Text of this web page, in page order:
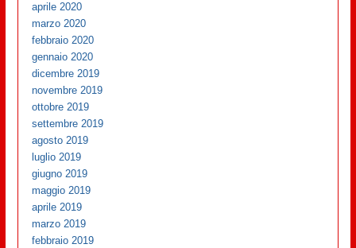
aprile 2020
marzo 2020
febbraio 2020
gennaio 2020
dicembre 2019
novembre 2019
ottobre 2019
settembre 2019
agosto 2019
luglio 2019
giugno 2019
maggio 2019
aprile 2019
marzo 2019
febbraio 2019